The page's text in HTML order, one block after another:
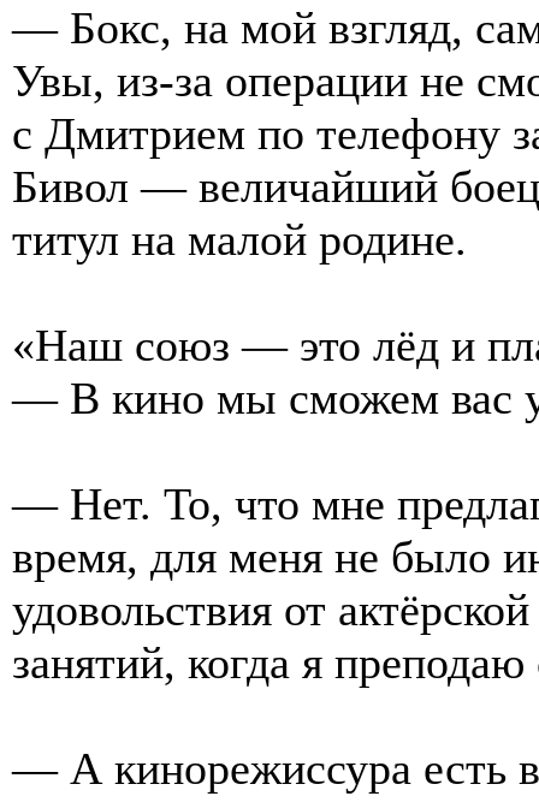
— Бокс, на мой взгляд,
Увы, из-за операции не
с Дмитрием по телефону
Бивол — величайший
титул на малой родине.
«Наш союз — это лёд и
— В кино мы сможем вас
— Нет. То, что мне
время, для меня не было
удовольствия от
занятий, когда я
— А кинорежиссура есть